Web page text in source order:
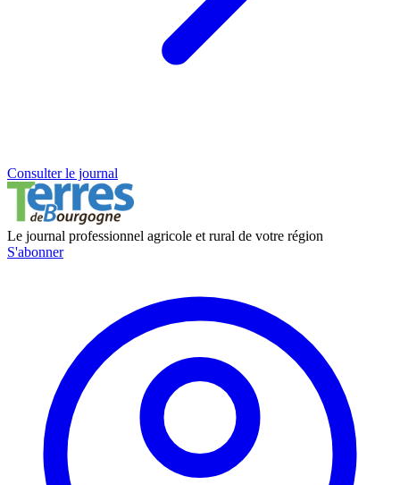
Consulter le journal
Le journal professionnel agricole et rural de votre région
S'abonner